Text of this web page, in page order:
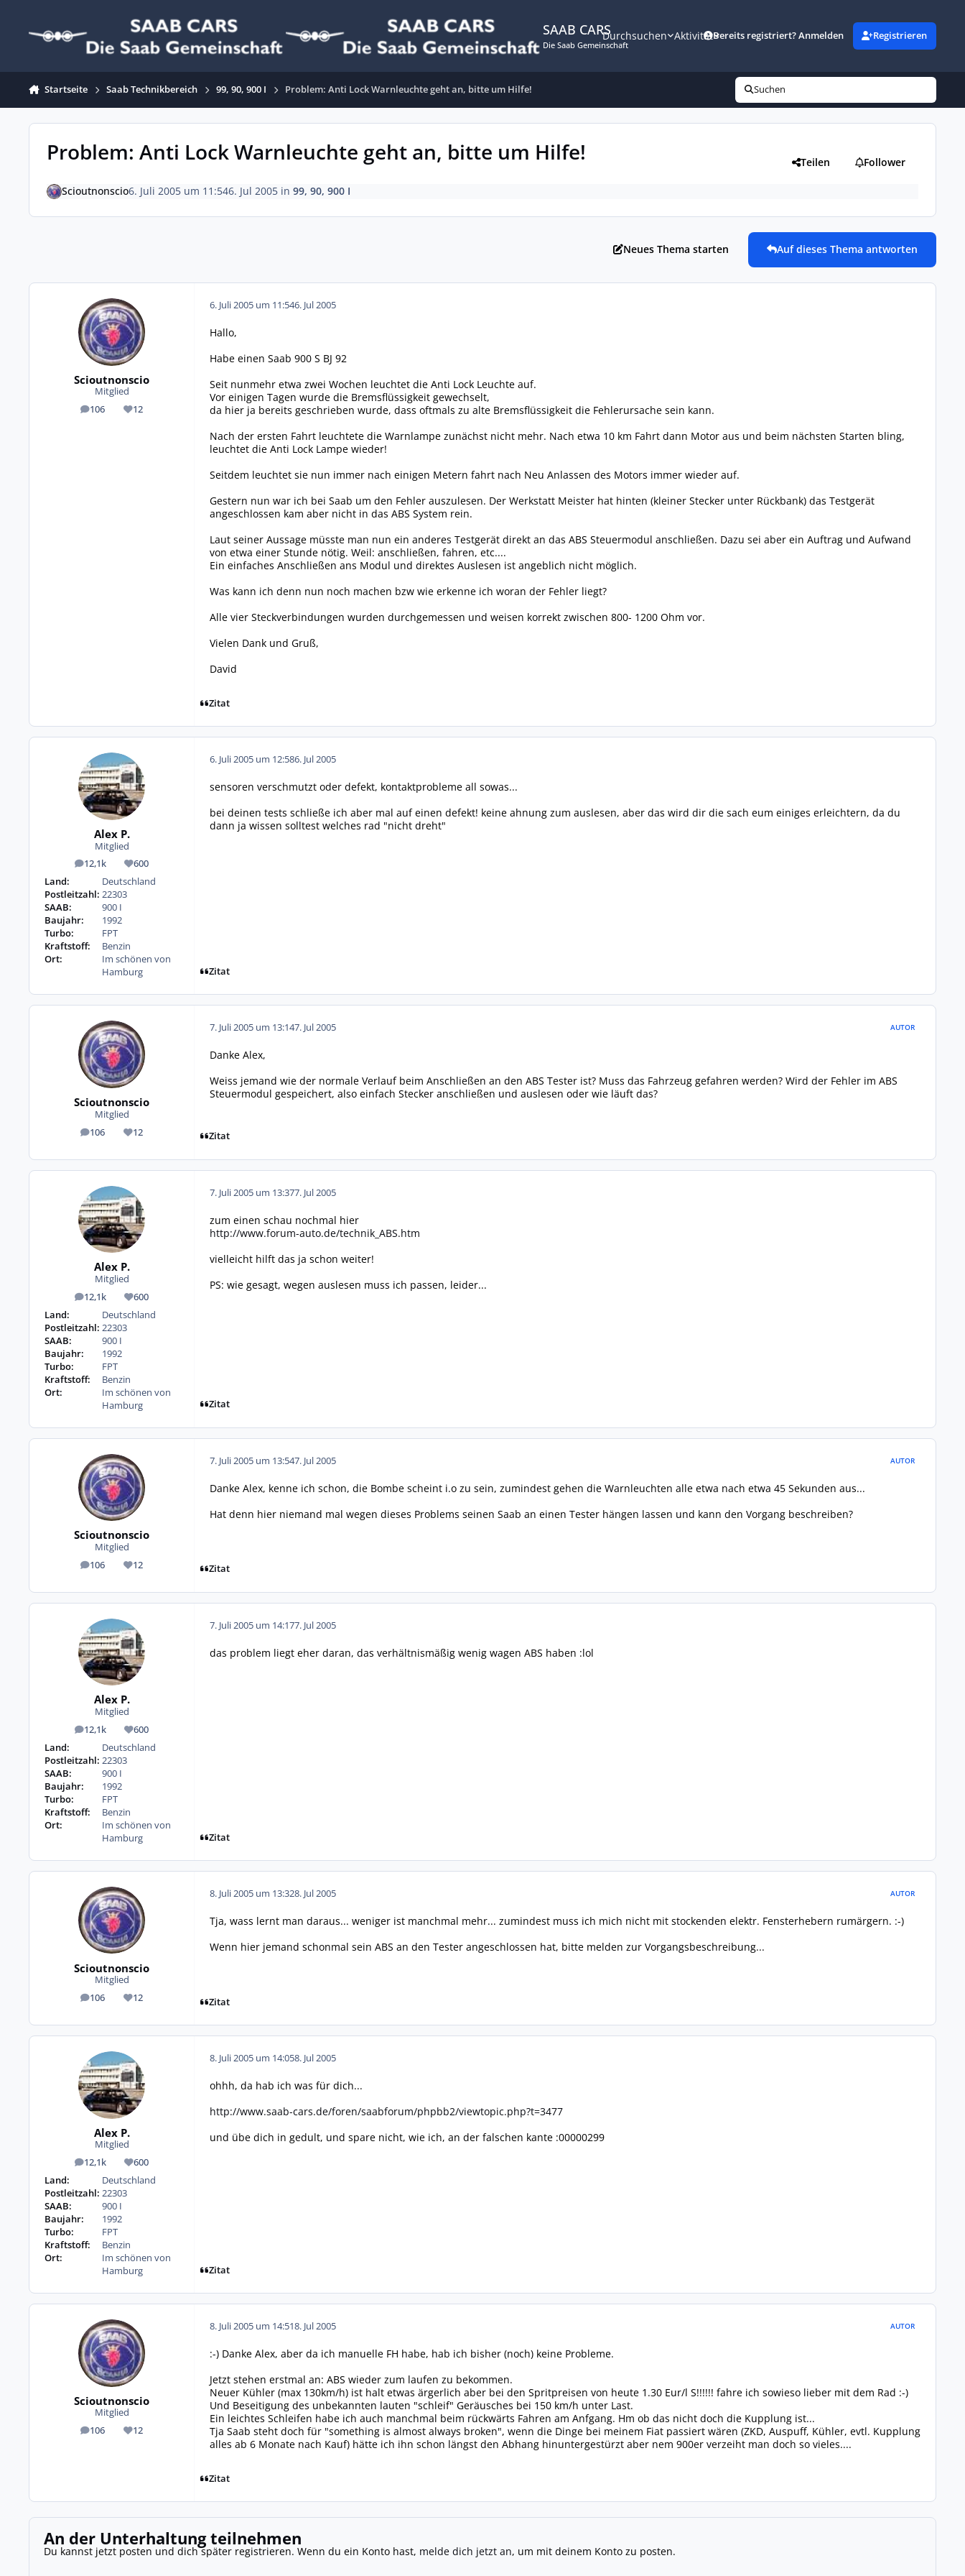
SAAB CARS
Die Saab Gemeinschaft
Durchsuchen AktivitätBereits registriert? Anmelden Registrieren
Startseite Saab Technikbereich 99, 90, 900 I Problem: Anti Lock Warnleuchte geht an, bitte um Hilfe! Suchen
Problem: Anti Lock Warnleuchte geht an, bitte um Hilfe! Teilen Follower
Scioutnonscio6. Juli 2005 um 11:546. Jul 2005in 99, 90, 900 I
Neues Thema starten Auf dieses Thema antworten
Scioutnonscio
Mitglied
106
Beiträge 12
Reputation
6. Juli 2005 um 11:546. Jul 2005
Hallo,
Habe einen Saab 900 S BJ 92
Seit nunmehr etwa zwei Wochen leuchtet die Anti Lock Leuchte auf.
Vor einigen Tagen wurde die Bremsflüssigkeit gewechselt,
da hier ja bereits geschrieben wurde, dass oftmals zu alte Bremsflüssigkeit die Fehlerursache sein kann.
Nach der ersten Fahrt leuchtete die Warnlampe zunächst nicht mehr. Nach etwa 10 km Fahrt dann Motor aus und beim nächsten Starten bling,
leuchtet die Anti Lock Lampe wieder!
Seitdem leuchtet sie nun immer nach einigen Metern fahrt nach Neu Anlassen des Motors immer wieder auf.
Gestern nun war ich bei Saab um den Fehler auszulesen. Der Werkstatt Meister hat hinten (kleiner Stecker unter Rückbank) das Testgerät
angeschlossen kam aber nicht in das ABS System rein.
Laut seiner Aussage müsste man nun ein anderes Testgerät direkt an das ABS Steuermodul anschließen. Dazu sei aber ein Auftrag und Aufwand
von etwa einer Stunde nötig. Weil: anschließen, fahren, etc....
Ein einfaches Anschließen ans Modul und direktes Auslesen ist angeblich nicht möglich.
Was kann ich denn nun noch machen bzw wie erkenne ich woran der Fehler liegt?
Alle vier Steckverbindungen wurden durchgemessen und weisen korrekt zwischen 800- 1200 Ohm vor.
Vielen Dank und Gruß,
David
Zitat
Alex P.
Mitglied
12,1k
Beiträge 600
Reputation
Land:
Deutschland
Postleitzahl: 22303
SAAB:
900 I
Baujahr:
1992
Turbo:
FPT
Kraftstoff:
Benzin
Ort:
Im schönen von
Hamburg
6. Juli 2005 um 12:586. Jul 2005
sensoren verschmutzt oder defekt, kontaktprobleme all sowas...
bei deinen tests schließe ich aber mal auf einen defekt! keine ahnung zum auslesen, aber das wird dir die sach eum einiges erleichtern, da du
dann ja wissen solltest welches rad "nicht dreht"
Zitat
Scioutnonscio
Mitglied
106
Beiträge 12
Reputation
7. Juli 2005 um 13:147. Jul 2005 AUTOR
Danke Alex,
Weiss jemand wie der normale Verlauf beim Anschließen an den ABS Tester ist? Muss das Fahrzeug gefahren werden? Wird der Fehler im ABS
Steuermodul gespeichert, also einfach Stecker anschließen und auslesen oder wie läuft das?
Zitat
Alex P.
Mitglied
12,1k
Beiträge 600
Reputation
Land:
Deutschland
Postleitzahl: 22303
SAAB:
900 I
Baujahr:
1992
Turbo:
FPT
Kraftstoff:
Benzin
Ort:
Im schönen von
Hamburg
7. Juli 2005 um 13:377. Jul 2005
zum einen schau nochmal hier
http://www.forum-auto.de/technik_ABS.htm
vielleicht hilft das ja schon weiter!
PS: wie gesagt, wegen auslesen muss ich passen, leider...
Zitat
Scioutnonscio
Mitglied
106
Beiträge 12
Reputation
7. Juli 2005 um 13:547. Jul 2005 AUTOR
Danke Alex, kenne ich schon, die Bombe scheint i.o zu sein, zumindest gehen die Warnleuchten alle etwa nach etwa 45 Sekunden aus...
Hat denn hier niemand mal wegen dieses Problems seinen Saab an einen Tester hängen lassen und kann den Vorgang beschreiben?
Zitat
Alex P.
Mitglied
12,1k
Beiträge 600
Reputation
Land:
Deutschland
Postleitzahl: 22303
SAAB:
900 I
Baujahr:
1992
Turbo:
FPT
Kraftstoff:
Benzin
Ort:
Im schönen von
Hamburg
7. Juli 2005 um 14:177. Jul 2005
das problem liegt eher daran, das verhältnismäßig wenig wagen ABS haben :lol
Zitat
Scioutnonscio
Mitglied
106
Beiträge 12
Reputation
8. Juli 2005 um 13:328. Jul 2005 AUTOR
Tja, wass lernt man daraus... weniger ist manchmal mehr... zumindest muss ich mich nicht mit stockenden elektr. Fensterhebern rumärgern. :-)
Wenn hier jemand schonmal sein ABS an den Tester angeschlossen hat, bitte melden zur Vorgangsbeschreibung...
Zitat
Alex P.
Mitglied
12,1k
Beiträge 600
Reputation
Land:
Deutschland
Postleitzahl: 22303
SAAB:
900 I
Baujahr:
1992
Turbo:
FPT
Kraftstoff:
Benzin
Ort:
Im schönen von
Hamburg
8. Juli 2005 um 14:058. Jul 2005
ohhh, da hab ich was für dich...
http://www.saab-cars.de/foren/saabforum/phpbb2/viewtopic.php?t=3477
und übe dich in gedult, und spare nicht, wie ich, an der falschen kante :00000299
Zitat
Scioutnonscio
Mitglied
106
Beiträge 12
Reputation
8. Juli 2005 um 14:518. Jul 2005 AUTOR
:-) Danke Alex, aber da ich manuelle FH habe, hab ich bisher (noch) keine Probleme.
Jetzt stehen erstmal an: ABS wieder zum laufen zu bekommen.
Neuer Kühler (max 130km/h) ist halt etwas ärgerlich aber bei den Spritpreisen von heute 1.30 Eur/l S!!!!!! fahre ich sowieso lieber mit dem Rad :-)
Und Beseitigung des unbekannten lauten "schleif" Geräusches bei 150 km/h unter Last.
Ein leichtes Schleifen habe ich auch manchmal beim rückwärts Fahren am Anfgang. Hm ob das nicht doch die Kupplung ist...
Tja Saab steht doch für "something is almost always broken", wenn die Dinge bei meinem Fiat passiert wären (ZKD, Auspuff, Kühler, evtl. Kupplung
alles ab 6 Monate nach Kauf) hätte ich ihn schon längst den Abhang hinuntergestürzt aber nem 900er verzeiht man doch so vieles....
Zitat
An der Unterhaltung teilnehmen
Du kannst jetzt posten und dich später registrieren. Wenn du ein Konto hast, melde dich jetzt an, um mit deinem Konto zu posten.